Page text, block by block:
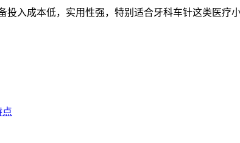
投入成本低，实用性强，特别适合牙科车针这类医疗
点